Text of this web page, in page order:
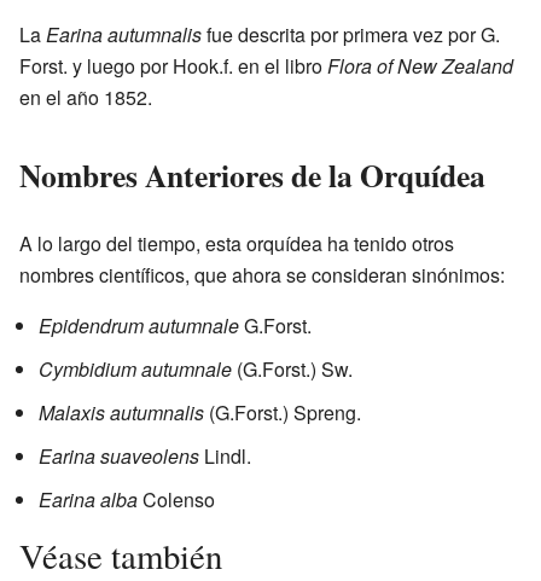
LaEarina autumnalisfue descrita por primera vez por G.
Forst. y luego por Hook.f. en el libroFlora of New Zealand
en el año 1852.
Nombres Anteriores de la Orquídea
A lo largo del tiempo, esta orquídea ha tenido otros
nombres científicos, que ahora se consideran sinónimos:
Epidendrum autumnaleG.Forst.
Cymbidium autumnale (G.Forst.) Sw.
Malaxis autumnalis (G.Forst.) Spreng.
Earina suaveolens Lindl.
Earina albaColenso
Véase también